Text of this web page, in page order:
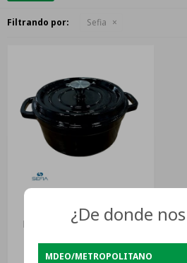
Filtrando por: Sefia
Olla Sefia Hierro Fundido
Esmaltada Antiadherente
USD59
¿De donde
MDEO/METROPOLITANO